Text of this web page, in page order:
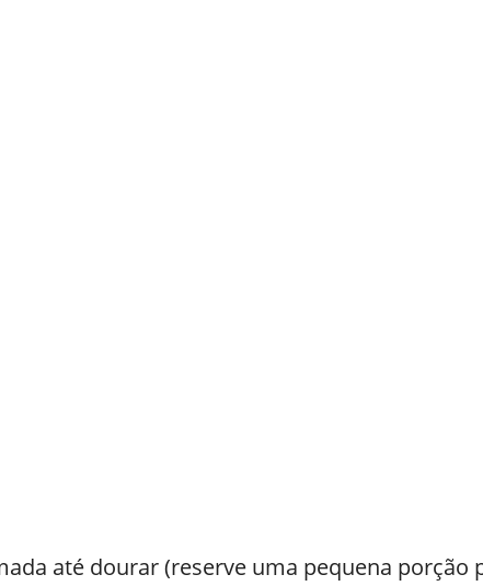
até dourar (reserve uma pequena porção